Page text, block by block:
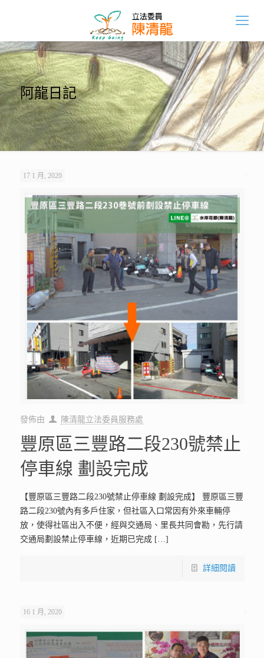
阿龍日記
17 1 月, 2020
發佈由 陳清龍立法委員服務處
豐原區三豐路二段230號禁止
停車線 劃設完成
【豐原區三豐路二段230號禁止停車線 劃設完成】 豐原區三豐
路二段230號內有多戶住家，但社區入口常因有外來車輛停
放，使得社區出入不便，經與交通局、里長共同會勘，先行請
交通局劃設禁止停車線，近期已完成[…]
詳細閱讀
16 1 月, 2020